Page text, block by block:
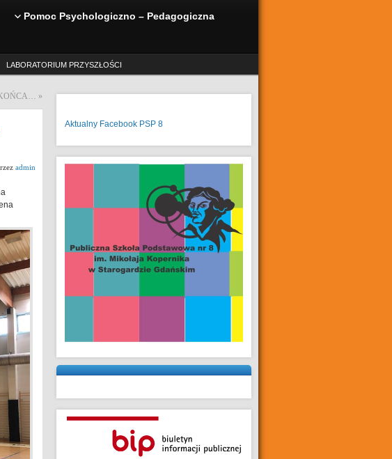
Pomoc Psychologiczno – Pedagogiczna
LABORATORIUM PRZYSZŁOŚCI
»
admin
Aktualny Facebook PSP 8